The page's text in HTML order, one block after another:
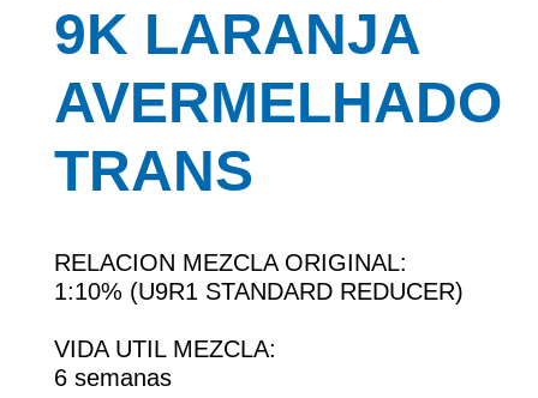
9K LARANJA
AVERMELHADO
TRANS
RELACION MEZCLA ORIGINAL:
1:10% (U9R1 STANDARD REDUCER)
VIDA UTIL MEZCLA:
6 semanas